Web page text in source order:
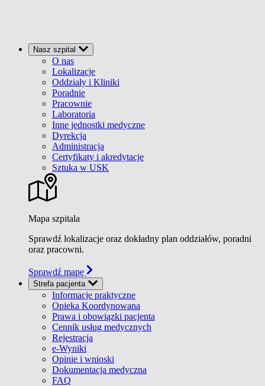
Nasz szpital
O nas
Lokalizacje
Oddziały i Kliniki
Poradnie
Pracownie
Laboratoria
Inne jednostki medyczne
Dyrekcja
Administracja
Certyfikaty i akredytacje
Sztuka w USK
Mapa szpitala
Sprawdź lokalizacje oraz dokładny plan oddziałów, poradni
oraz pracowni.
Sprawdź mapę
Strefa pacjenta
Informacje praktyczne
Opieka Koordynowana
Prawa i obowiązki pacjenta
Cennik usług medycznych
Rejestracja
e-Wyniki
Opinie i wnioski
Dokumentacja medyczna
FAQ